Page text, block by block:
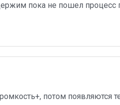
пока не пошел процесс
потом появляются